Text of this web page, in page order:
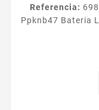
Referencia:
Ppknb47 Bateria
Nx300. Batería
NX300 Celdas
más rigurosos
Celdas